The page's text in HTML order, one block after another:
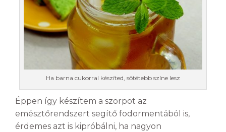
Ha barna cukorral készíted, sötétebb színe lesz
Éppen így készítem a szörpöt az
emésztőrendszert segítő fodormentából is,
érdemes azt is kipróbálni, ha nagyon